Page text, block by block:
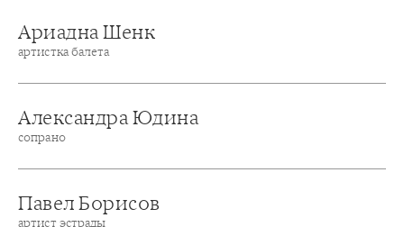
Ариадна Шенк
артистка балета
Александра Юдина
сопрано
Павел Борисов
артист эстрады